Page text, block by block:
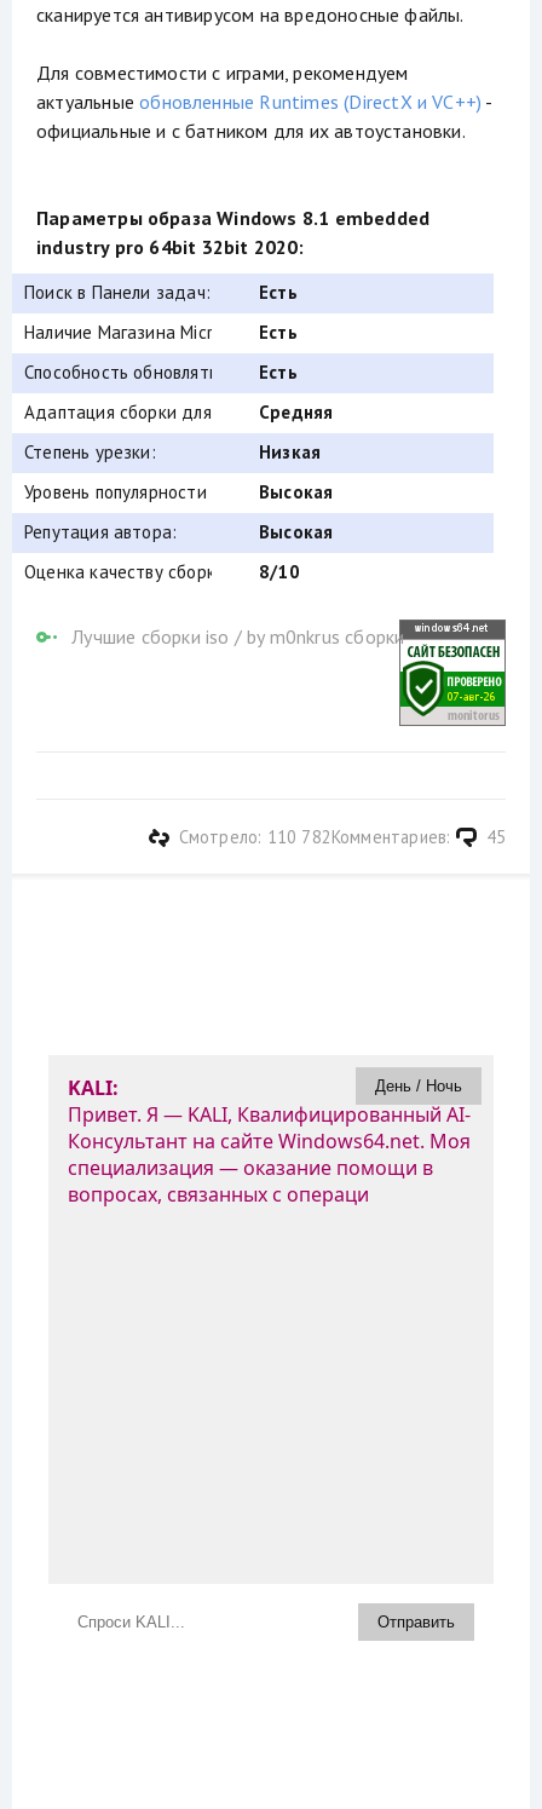
сканируется антивирусом на вредоносные файлы.
Для совместимости с играми, рекомендуем
актуальныеобновленные Runtimes (DirectX и VC++) -
официальные и с батником для их автоустановки.
Параметры образа Windows 8.1 embedded
industry pro 64bit 32bit 2020:
Поиск в Панели задач:
Есть
Наличие Магазина Microsoft Store:
Есть
Способность обновляться (по Windows Update) :
Есть
Адаптация сборки для игр:
Средняя
Степень урезки:
Низкая
Уровень популярности по скачиваниям:
Высокая
Репутация автора:
Высокая
Оценка качеству сборки (от windows64.net):
8/10
Лучшие сборки iso /by m0nkrus сборки
Комментариев: 45
Смотрело: 110 782